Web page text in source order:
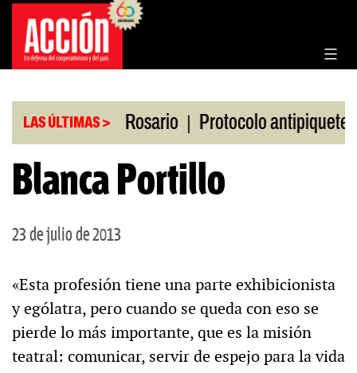
Saltar
contenido
LAS ÚLTIMAS >
en la Bolsa de Rosario | Protocolo antipiquetes
Blanca Portillo
23 de julio de 2013
«Esta profesión tiene una parte exhibicionista
y ególatra, pero cuando se queda con eso se
pierde lo más importante, que es la misión
teatral: comunicar, servir de espejo para la vida